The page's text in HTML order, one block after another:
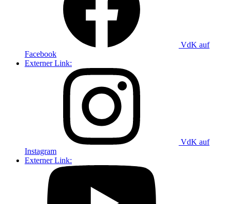
VdK auf
Facebook
Externer Link:
VdK auf
Instagram
Externer Link: